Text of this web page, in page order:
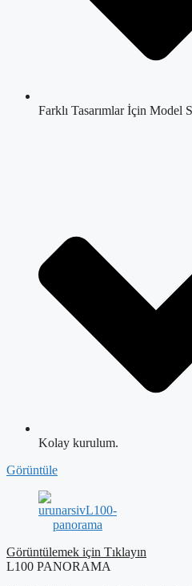
Farklı Tasarımlar İçin Model
Kolay kurulum.
Görüntüle
Görüntülemek için Tıklayın
L100 PANORAMA